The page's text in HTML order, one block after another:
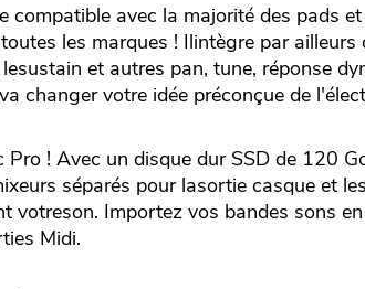
compatible avec la majorité des pads
les marques ! Ilintègre par
et autres pan, tune, réponse
changer votre idée préconçue de
! Avec un disque dur SSD de 120
séparés pour lasortie casque et
votreson. Importez vos bandes sons
Midi.